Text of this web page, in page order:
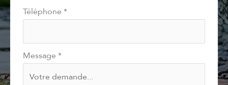
Téléphone *
Message *